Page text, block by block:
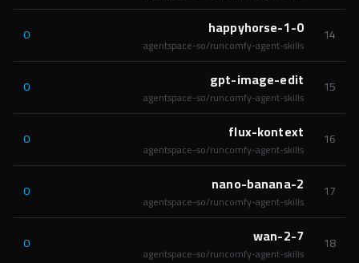
14
happyhorse-1-0
agentspace-so/runcomfy-agent-skills
0
15
gpt-image-edit
agentspace-so/runcomfy-agent-skills
0
16
flux-kontext
agentspace-so/runcomfy-agent-skills
0
17
nano-banana-2
agentspace-so/runcomfy-agent-skills
0
18
wan-2-7
agentspace-so/runcomfy-agent-skills
0